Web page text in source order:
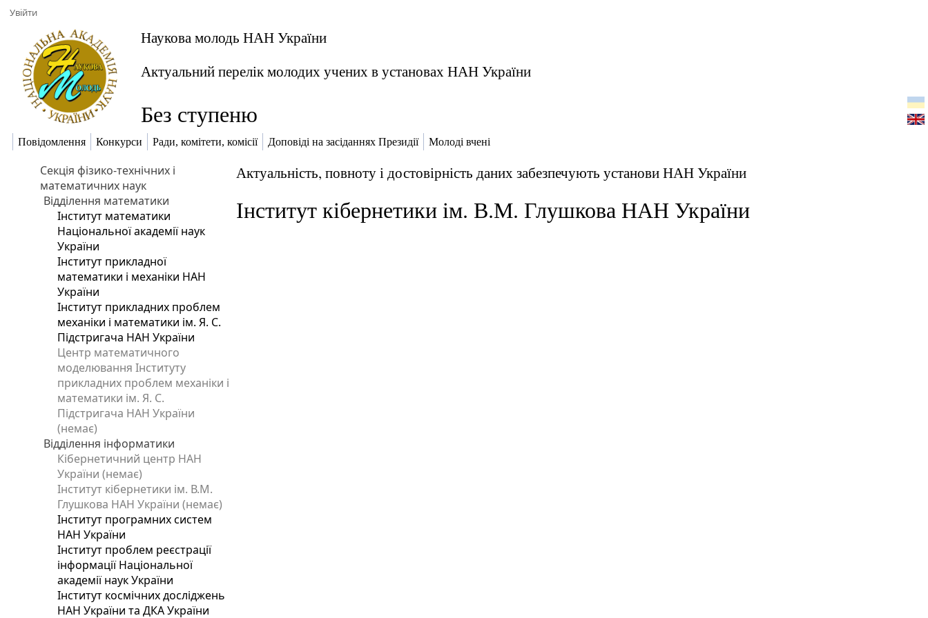
Увійти
Наукова молодь НАН України
Актуальний перелік молодих учених в установах НАН України
Без ступеню
Повідомлення Конкурси Ради, комітети, комісії Доповіді на засіданнях Президії Молоді вчені
Секція фізико-технічних і
математичних наук
Відділення математики
Інститут математики
Національної академії наук
України
Інститут прикладної
математики і механіки НАН
України
Інститут прикладних проблем
механіки і математики ім. Я. С.
Підстригача НАН України
Центр математичного
моделювання Інституту
прикладних проблем механіки і
математики ім. Я. С.
Підстригача НАН України
(немає)
Відділення інформатики
Кібернетичний центр НАН
України (немає)
Інститут кібернетики ім. В.М.
Глушкова НАН України (немає)
Інститут програмних систем
НАН України
Інститут проблем реєстрації
інформації Національної
академії наук України
Інститут космічних досліджень
НАН України та ДКА України
Актуальність, повноту і достовірність даних забезпечують установи НАН України
Інститут кібернетики ім. В.М. Глушкова НАН України